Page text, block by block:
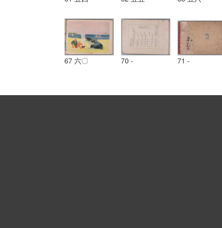
67 六〇 70 - 71 -